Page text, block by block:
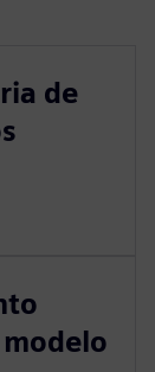
de